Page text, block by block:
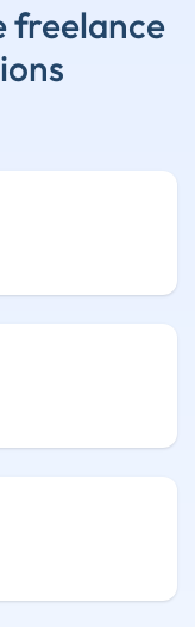
freelance